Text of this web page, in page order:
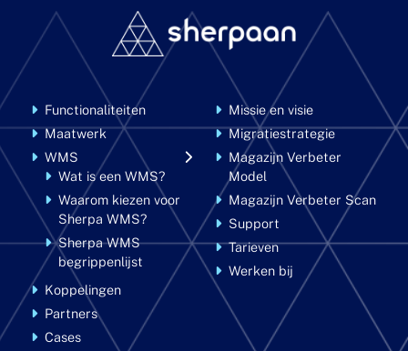
Functionaliteiten
Maatwerk
WMS
Wat is een WMS?
Waarom kiezen voor
Sherpa WMS?
Sherpa WMS
begrippenlijst
Koppelingen
Partners
Cases
Missie en visie
Migratiestrategie
Magazijn Verbeter
Model
Magazijn Verbeter Scan
Support
Tarieven
Werken bij